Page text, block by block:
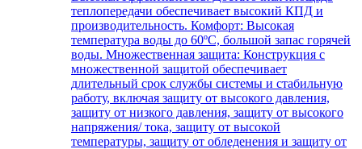
теплопередачи обеспечивает высокий КПД и
производительность. Комфорт: Высокая
температура воды до 60ºC, большой запас горячей
воды. Множественная защита: Конструкция с
множественной защитой обеспечивает
длительный срок службы системы и стабильную
работу, включая защиту от высокого давления,
защиту от низкого давления, защиту от высокого
напряжения/ тока, защиту от высокой
температуры, защиту от обледенения и защиту от